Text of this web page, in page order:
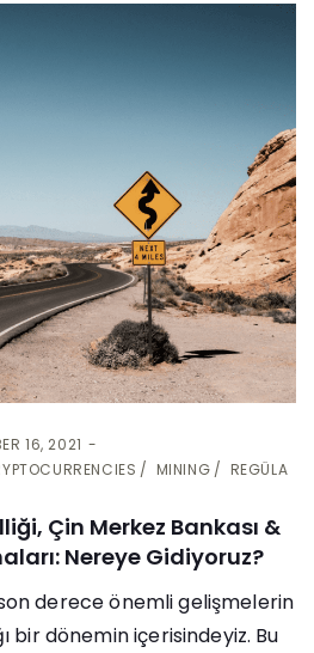
16, 2021
MINING
REGÜLA
Çin Merkez Bankası &
Nereye Gidiyoruz?
derece önemli gelişmelerin
bir dönemin içerisindeyiz. Bu